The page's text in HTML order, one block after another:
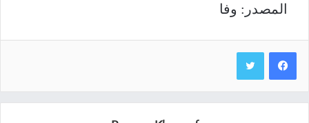
المصدر: وفا